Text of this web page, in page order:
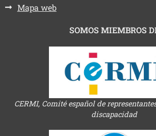
Mapa web
SOMOS MIEMBROS
CERMI, Comité español de
discapacidad